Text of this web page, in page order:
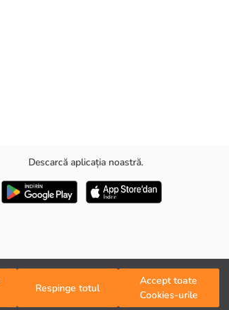
Respinge totul
Accept toate
Cookies-urile
Descarcă aplicația noastră.